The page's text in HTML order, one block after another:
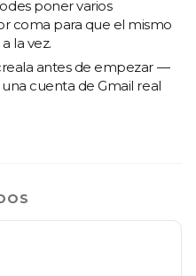
poner varios
coma para que el mismo
la vez.
antes de empezar —
cuenta de Gmail real